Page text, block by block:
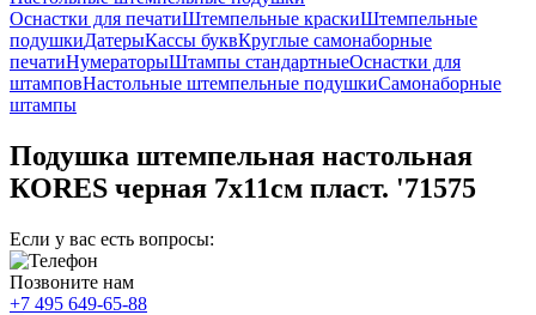
Оснастки для печатиШтемпельные краскиШтемпельные
подушкиДатерыКассы буквКруглые самонаборные
печатиНумераторыШтампы стандартныеОснастки для
штамповНастольные штемпельные подушкиСамонаборные
штампы
Подушка штемпельная настольная
КORES черная 7х11см пласт. '71575
Если у вас есть вопросы:
Позвоните нам
+7 495 649-65-88